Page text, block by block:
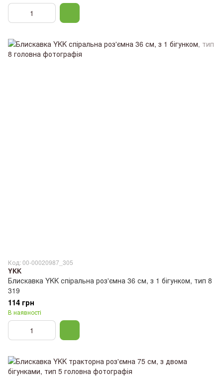
Код: 00-00020987_305
YKK
Блискавка YKK спіральна роз'ємна 36 см, з 1 бігунком, тип 8
319
114 грн
В наявності